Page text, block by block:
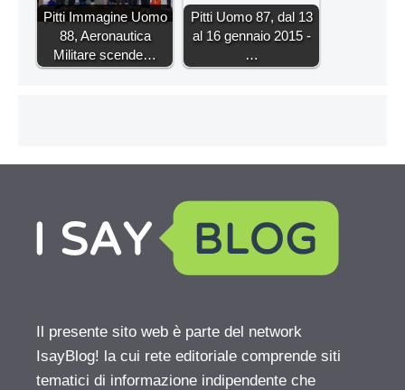
Pitti Immagine Uomo
88, Aeronautica
Militare scende…
Pitti Uomo 87, dal 13
al 16 gennaio 2015 -
…
Il presente sito web è parte del network
IsayBlog! la cui rete editoriale comprende siti
tematici di informazione indipendente che